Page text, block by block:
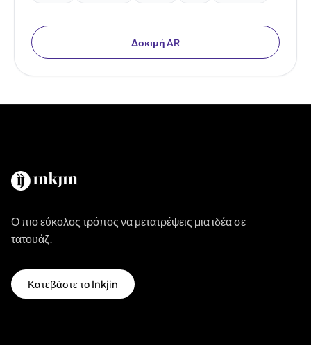
Δοκιμή AR
Ο πιο εύκολος τρόπος να μετατρέψεις μια ιδέα σε
τατουάζ.
Κατεβάστε το Inkjin